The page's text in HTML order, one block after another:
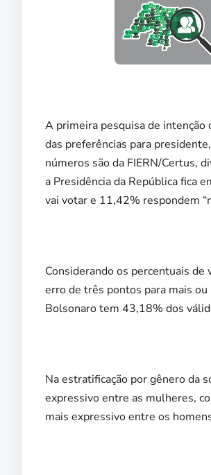
A primeira pesquisa de
das preferências para
números são da FIERN/Certus,
a Presidência da República fica
vai votar e 11,42% respondem
Considerando os percentuais
erro de três pontos para mais
Bolsonaro tem 43,18% dos
Na estratificação por gênero da
expressivo entre as mulheres,
mais expressivo entre os